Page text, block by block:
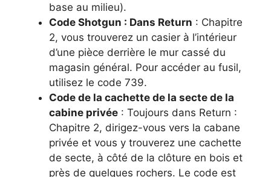
base au milieu).
Code Shotgun : Dans Return : Chapitre
2, vous trouverez un casier à l’intérieur
d’une pièce derrière le mur cassé du
magasin général. Pour accéder au fusil,
utilisez le code 739.
Code de la cachette de la secte de la
cabine privée : Toujours dans Return :
Chapitre 2, dirigez-vous vers la cabane
privée et vous y trouverez une cachette
de secte, à côté de la clôture en bois et
près de quelques rochers. Le code est